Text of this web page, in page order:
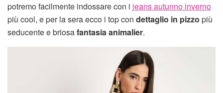
potremo facilmente indossare con i jeans autunno inverno
più cool, e per la sera ecco i top con dettaglio in pizzo più
seducente e briosafantasia animalier.